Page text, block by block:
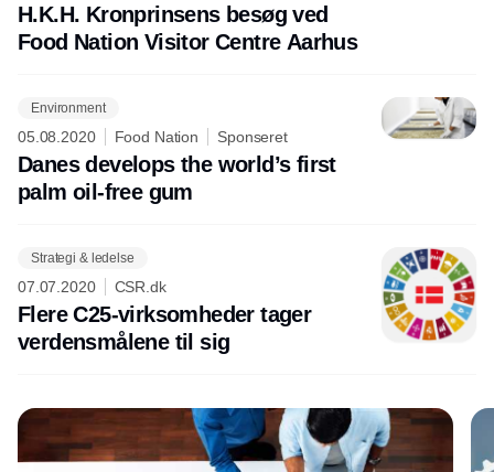
H.K.H. Kronprinsens besøg ved
Food Nation Visitor Centre Aarhus
Environment
05.08.2020 Food Nation Sponseret
Danes develops the world’s first
palm oil-free gum
Strategi & ledelse
07.07.2020 CSR.dk
Flere C25-virksomheder tager
verdensmålene til sig